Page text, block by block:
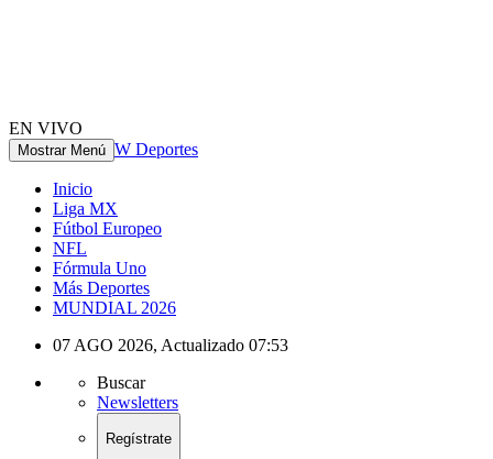
EN VIVO
Mostrar Menú W Deportes
Inicio
Liga MX
Fútbol Europeo
NFL
Fórmula Uno
Más Deportes
MUNDIAL 2026
07 AGO 2026, Actualizado 07:53
Buscar
Newsletters
Regístrate